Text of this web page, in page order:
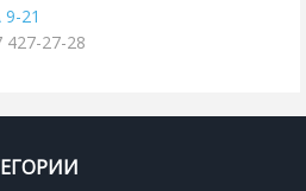
21
427-27-28